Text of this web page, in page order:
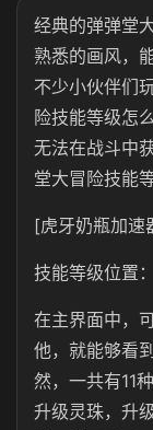
经典的弹弹堂
熟悉的画风，
不少小伙伴们
险技能等级怎
无法在战斗中
堂大冒险技能
[虎牙奶瓶加速
技能等级位置：
在主界面中，
他，就能够看
然，一共有11
升级灵珠，升